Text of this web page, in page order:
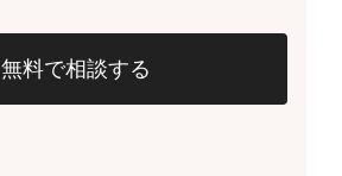
無料で相談する